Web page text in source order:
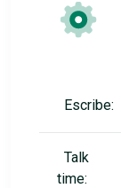
Escribe:
Talk
time: